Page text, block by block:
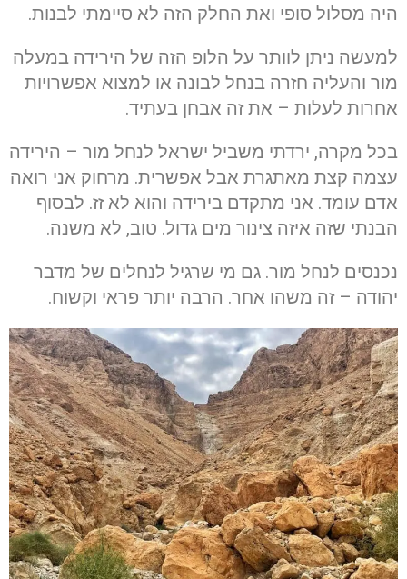
היה מסלול סופי ואת החלק הזה לא סיימתי לבנות.
למעשה ניתן לוותר על הלופ הזה של הירידה במעלה
מור והעליה חזרה בנחל לבונה או למצוא אפשרויות
אחרות לעלות – את זה אבחן בעתיד.
בכל מקרה, ירדתי משביל ישראל לנחל מור – הירידה
עצמה קצת מאתגרת אבל אפשרית. מרחוק אני רואה
אדם עומד. אני מתקדם בירידה והוא לא זז. לבסוף
הבנתי שזה איזה צינור מים גדול. טוב, לא משנה.
נכנסים לנחל מור. גם מי שרגיל לנחלים של מדבר
יהודה – זה משהו אחר. הרבה יותר פראי וקשוח.